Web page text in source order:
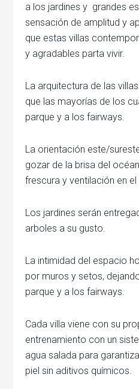
a los jardines y grandes
sensación de amplitud y
que estas villas
y agradables parta vivir.
La arquitectura de las
que las mayorías de los
parque y a los fairways.
La orientación este/
gozar de la brisa del
frescura y ventilación en el
Los jardines serán
arboles a su gusto.
La intimidad del espacio
por muros y setos,
parque y a los fairways.
Cada villa viene con su
entrenamiento con un
agua salada para
piel sin aditivos químicos.